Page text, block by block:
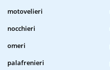
motovelieri
nocchieri
omeri
palafrenieri